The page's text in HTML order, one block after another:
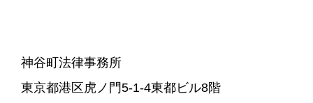
神谷町法律事務所
東京都港区虎ノ門5-1-4東都ビル8階